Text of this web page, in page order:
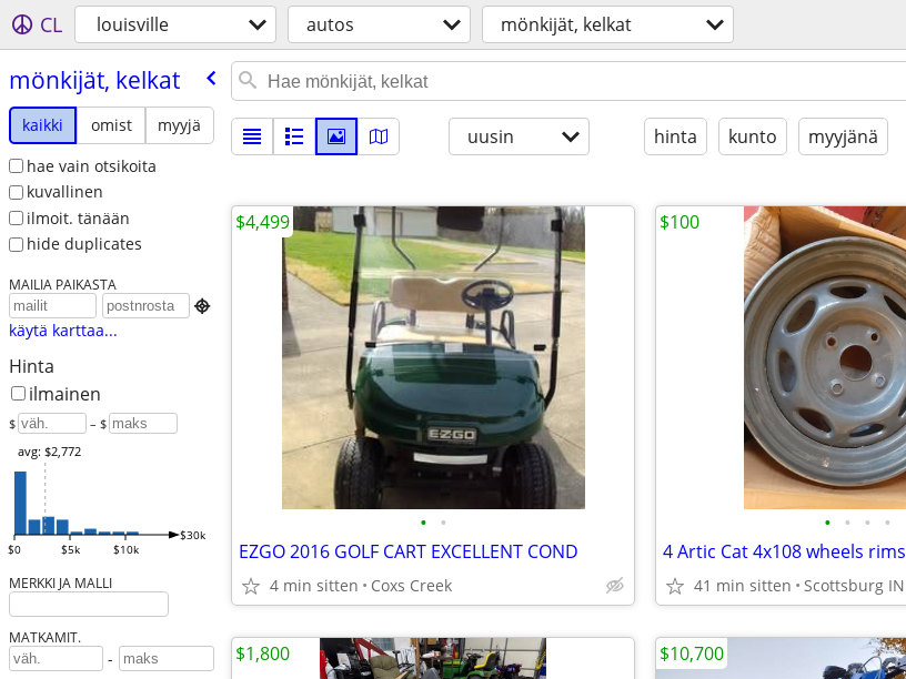
CL louisville autos mönkijät, kelkat
mönkijät, kelkat
kaikki omist
myyjä
hae vain otsikoita
kuvallinen
ilmoit. tänään
hide duplicates
MAILIA PAIKASTA

käytä karttaa...
Hinta
ilmainen
$ – $
$0 $5k $10k
$30k
avg: $2,772
MERKKI JA MALLI
MATKAMIT.
-
uusin hinta kunto myyjänä
• •
EZGO 2016 GOLF CART EXCELLENT COND
4 min sitten Coxs Creek
$4,499
• • • •
4 Artic Cat 4x108 wheels rims
41 min sitten Scottsburg IN
$100
$1,800 $10,700